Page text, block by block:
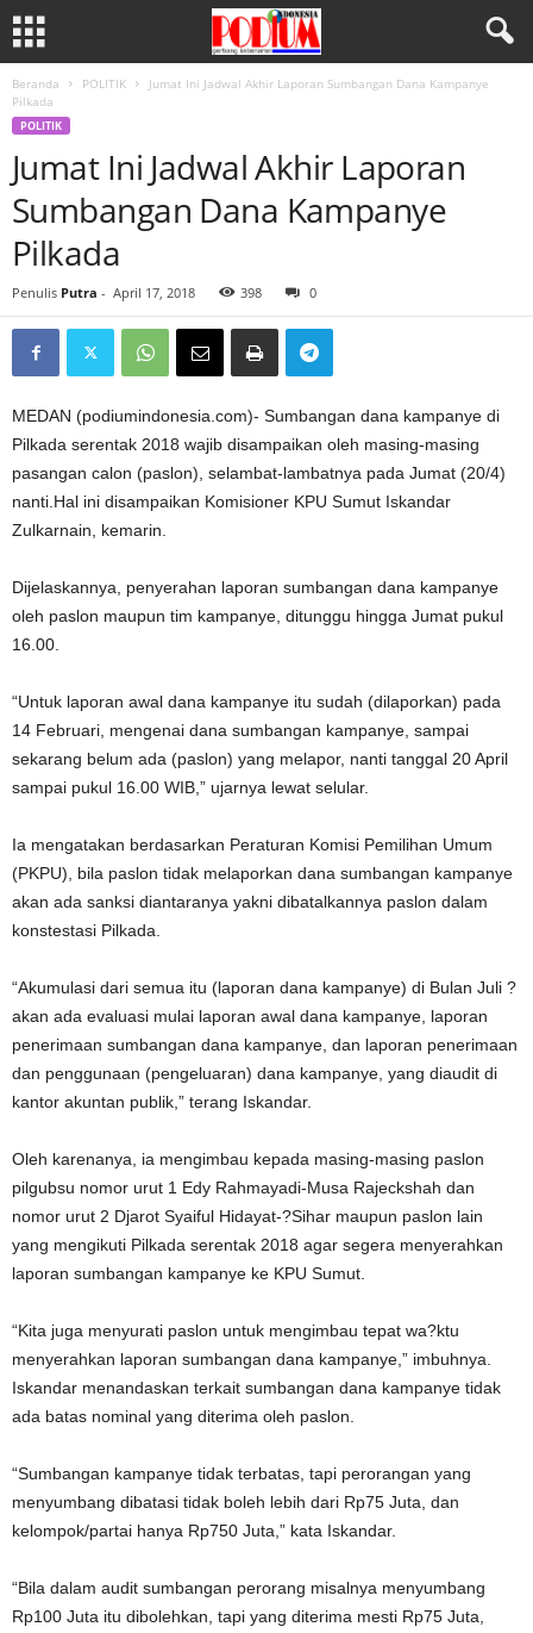
Beranda POLITIK
Jumat Ini Jadwal Akhir Laporan Sumbangan Dana Kampanye
Pilkada
POLITIK
Jumat Ini Jadwal Akhir Laporan
Sumbangan Dana Kampanye
Pilkada
Penulis Putra - April 17, 2018 398 0
MEDAN (podiumindonesia.com)- Sumbangan dana kampanye di
Pilkada serentak 2018 wajib disampaikan oleh masing-masing
pasangan calon (paslon), selambat-lambatnya pada Jumat (20/4)
nanti.Hal ini disampaikan Komisioner KPU Sumut Iskandar
Zulkarnain, kemarin.
Dijelaskannya, penyerahan laporan sumbangan dana kampanye
oleh paslon maupun tim kampanye, ditunggu hingga Jumat pukul
16.00.
“Untuk laporan awal dana kampanye itu sudah (dilaporkan) pada
14 Februari, mengenai dana sumbangan kampanye, sampai
sekarang belum ada (paslon) yang melapor, nanti tanggal 20 April
sampai pukul 16.00 WIB,” ujarnya lewat selular.
Ia mengatakan berdasarkan Peraturan Komisi Pemilihan Umum
(PKPU), bila paslon tidak melaporkan dana sumbangan kampanye
akan ada sanksi diantaranya yakni dibatalkannya paslon dalam
konstestasi Pilkada.
“Akumulasi dari semua itu (laporan dana kampanye) di Bulan Juli ?
akan ada evaluasi mulai laporan awal dana kampanye, laporan
penerimaan sumbangan dana kampanye, dan laporan penerimaan
dan penggunaan (pengeluaran) dana kampanye, yang diaudit di
kantor akuntan publik,” terang Iskandar.
Oleh karenanya, ia mengimbau kepada masing-masing paslon
pilgubsu nomor urut 1 Edy Rahmayadi-Musa Rajeckshah dan
nomor urut 2 Djarot Syaiful Hidayat-?Sihar maupun paslon lain
yang mengikuti Pilkada serentak 2018 agar segera menyerahkan
laporan sumbangan kampanye ke KPU Sumut.
“Kita juga menyurati paslon untuk mengimbau tepat wa?ktu
menyerahkan laporan sumbangan dana kampanye,” imbuhnya.
Iskandar menandaskan terkait sumbangan dana kampanye tidak
ada batas nominal yang diterima oleh paslon.
“Sumbangan kampanye tidak terbatas, tapi perorangan yang
menyumbang dibatasi tidak boleh lebih dari Rp75 Juta, dan
kelompok/partai hanya Rp750 Juta,” kata Iskandar.
“Bila dalam audit sumbangan perorang misalnya menyumbang
Rp100 Juta itu dibolehkan, tapi yang diterima mesti Rp75 Juta,